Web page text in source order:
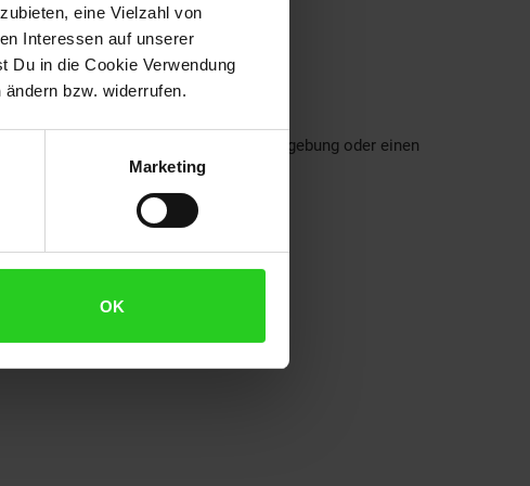
eine Vielzahl von
Interessen auf unserer
Du in die Cookie Verwendung
ändern bzw. widerrufen.
Marketing
OK
und Accessoires gesammelt.
Nützliches, das Ihren Alltag, Ihre Umgebung oder einen